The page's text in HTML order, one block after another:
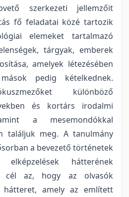
szerkezeti jellemzőit
fő feladatai közé tartozik
elemeket tartalmazó
tárgyak, emberek
amelyek létezésében
pedig kételkednek.
különböző
és kortárs irodalmi
a mesemondókkal
találjuk meg. A tanulmány
a bevezető történetek
hátterének
cél az, hogy az olvasók
amely az említett